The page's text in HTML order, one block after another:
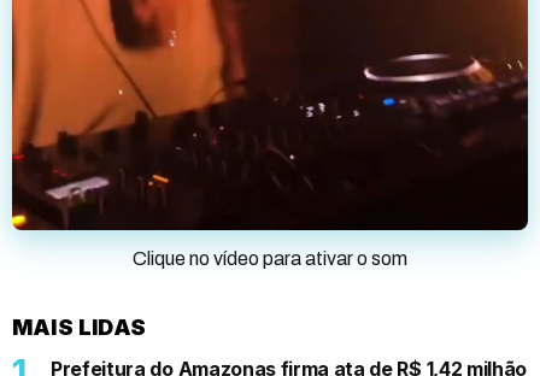
Clique no vídeo para ativar o som
MAIS LIDAS
Prefeitura do Amazonas firma ata de R$ 1,42 milhão